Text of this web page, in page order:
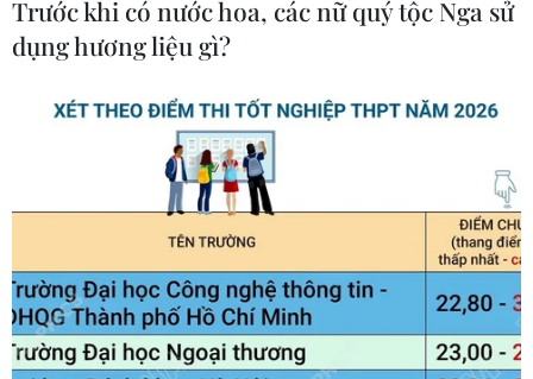
Nga và Syria đạt thỏa thuận mới về
tương lai hai căn cứ chiến lược
chế trả người xin tị nạn về Italy
09/08/2026 14:40
Trước khi có nước hoa, các nữ quý tộc Nga sử
dụng hương liệu gì?